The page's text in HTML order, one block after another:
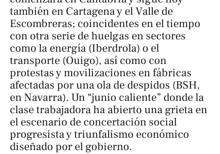
también en Cartagena y el Valle de
Escombreras; coincidentes en el tiempo
con otra serie de huelgas en sectores
como la energía (Iberdrola) o el
transporte (Ouigo), así como con
protestas y movilizaciones en fábricas
afectadas por una ola de despidos (BSH,
en Navarra). Un “junio caliente” donde la
clase trabajadora ha abierto una grieta en
el escenario de concertación social
progresista y triunfalismo económico
diseñado por el gobierno.